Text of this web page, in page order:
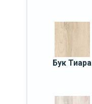
Бук Тиара